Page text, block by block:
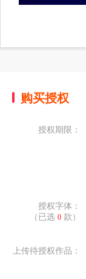
购买授权
授权期限：
授权字体：
（已选 0 款）
上传待授权作品：